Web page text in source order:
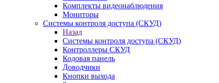
Комплекты видеонаблюдения
Мониторы
Системы контроля доступа (СКУД)
Назад
Системы контроля доступа (СКУД)
Контроллеры СКУД
Кодовая панель
Доводчики
Кнопки выхода